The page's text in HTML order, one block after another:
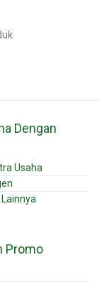
Dengan
Usaha
Promo